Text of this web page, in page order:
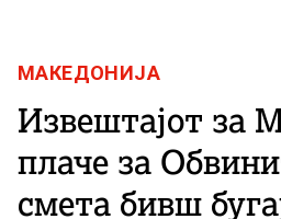
МАКЕДОНИЈА
Извештајот за
плаче за
смета бивш